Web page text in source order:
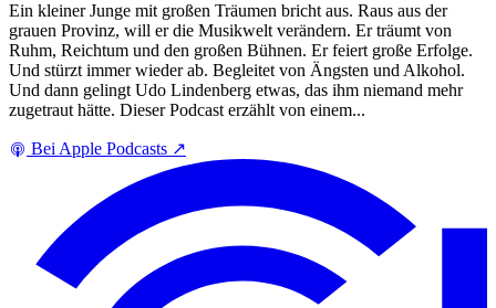
Ein kleiner Junge mit großen Träumen bricht aus. Raus aus der
grauen Provinz, will er die Musikwelt verändern. Er träumt von
Ruhm, Reichtum und den großen Bühnen. Er feiert große Erfolge.
Und stürzt immer wieder ab. Begleitet von Ängsten und Alkohol.
Und dann gelingt Udo Lindenberg etwas, das ihm niemand mehr
zugetraut hätte. Dieser Podcast erzählt von einem...
Bei Apple Podcasts ↗